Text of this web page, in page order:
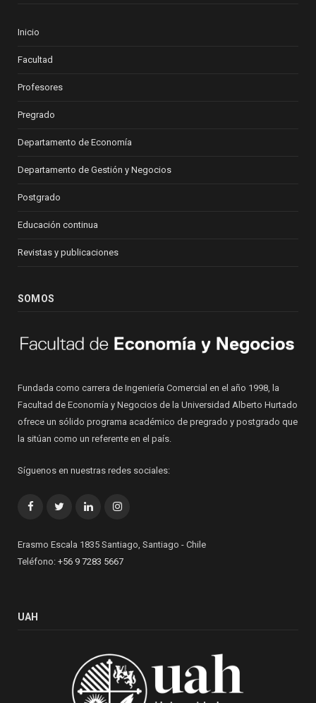
Inicio
Facultad
Profesores
Pregrado
Departamento de Economía
Departamento de Gestión y Negocios
Postgrado
Educación continua
Revistas y publicaciones
SOMOS
Fundada como carrera de Ingeniería Comercial en el año 1998, la
Facultad de Economía y Negocios de la Universidad Alberto Hurtado
ofrece un sólido programa académico de pregrado y postgrado que
la sitúan como un referente en el país.
Síguenos en nuestras redes sociales:
FacebookTwitterLinkedInInstagram
Erasmo Escala 1835 Santiago, Santiago - Chile
Teléfono: +56 9 7283 5667
UAH